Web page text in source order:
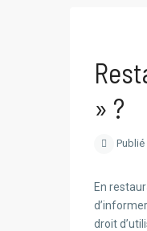
» ?
En
droit